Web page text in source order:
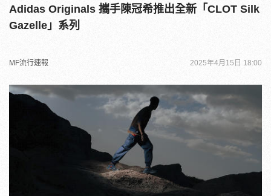
Adidas Originals 攜手陳冠希推出全新「CLOT Silk
Gazelle」系列
MF流行速報 2025年4月15日 18:00